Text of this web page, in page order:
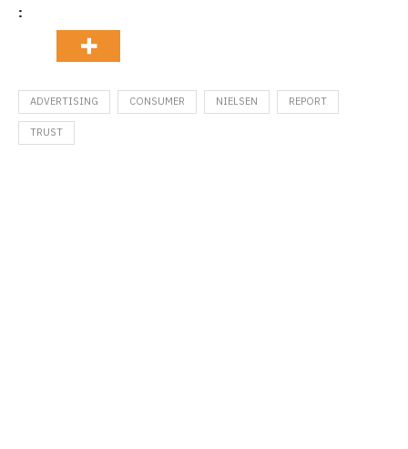
:
ADVERTISING CONSUMER NIELSEN
REPORT
TRUST